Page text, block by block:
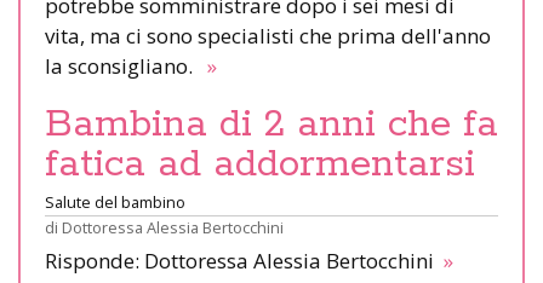
vita, ma ci sono specialisti che prima dell'anno
la sconsigliano. »
Bambina di 2 anni che fa
fatica ad addormentarsi
Salute del bambino
di Dottoressa Alessia Bertocchini
Risponde: Dottoressa Alessia Bertocchini »